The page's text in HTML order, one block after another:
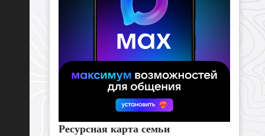
Ресурсная карта семьи